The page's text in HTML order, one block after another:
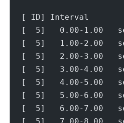
[ ID] Interval
[  5]   0.00-
[  5]   1.00-
[  5]   2.00-
[  5]   3.00-
[  5]   4.00-
[  5]   5.00-
[  5]   6.00-